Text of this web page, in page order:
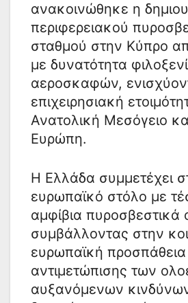
ανακοινώθηκε η
περιφερειακού
σταθμού στην Κύπρο
με δυνατότητα
αεροσκαφών,
επιχειρησιακή
Ανατολική Μεσόγειο
Ευρώπη.
Η Ελλάδα συμμετέχει
ευρωπαϊκό στόλο με
αμφίβια
συμβάλλοντας στην
ευρωπαϊκή προσπάθεια
αντιμετώπισης των
αυξανόμενων